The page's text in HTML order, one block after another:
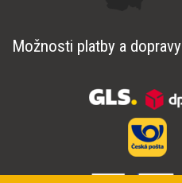
Možnosti platby a dopravy